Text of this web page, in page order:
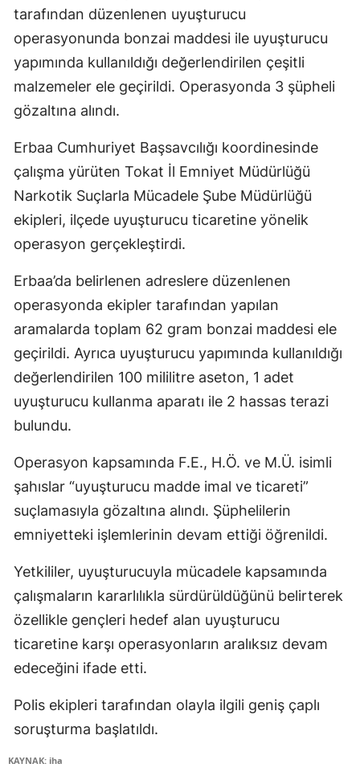
tarafından düzenlenen uyuşturucu
operasyonunda bonzai maddesi ile uyuşturucu
yapımında kullanıldığı değerlendirilen çeşitli
malzemeler ele geçirildi. Operasyonda 3 şüpheli
gözaltına alındı.
Erbaa Cumhuriyet Başsavcılığı koordinesinde
çalışma yürüten Tokat İl Emniyet Müdürlüğü
Narkotik Suçlarla Mücadele Şube Müdürlüğü
ekipleri, ilçede uyuşturucu ticaretine yönelik
operasyon gerçekleştirdi.
Erbaa’da belirlenen adreslere düzenlenen
operasyonda ekipler tarafından yapılan
aramalarda toplam 62 gram bonzai maddesi ele
geçirildi. Ayrıca uyuşturucu yapımında kullanıldığı
değerlendirilen 100 mililitre aseton, 1 adet
uyuşturucu kullanma aparatı ile 2 hassas terazi
bulundu.
Operasyon kapsamında F.E., H.Ö. ve M.Ü. isimli
şahıslar “uyuşturucu madde imal ve ticareti”
suçlamasıyla gözaltına alındı. Şüphelilerin
emniyetteki işlemlerinin devam ettiği öğrenildi.
Yetkililer, uyuşturucuyla mücadele kapsamında
çalışmaların kararlılıkla sürdürüldüğünü belirterek
özellikle gençleri hedef alan uyuşturucu
ticaretine karşı operasyonların aralıksız devam
edeceğini ifade etti.
Polis ekipleri tarafından olayla ilgili geniş çaplı
soruşturma başlatıldı.
KAYNAK: iha